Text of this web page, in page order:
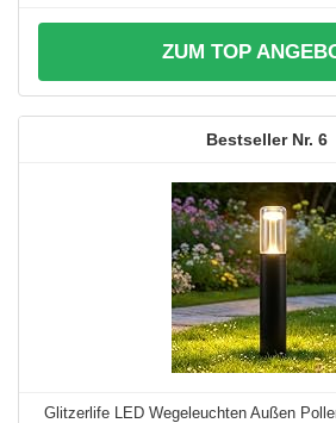
ZUM TOP
6
Glitzerlife LED Wegeleuchten Außen